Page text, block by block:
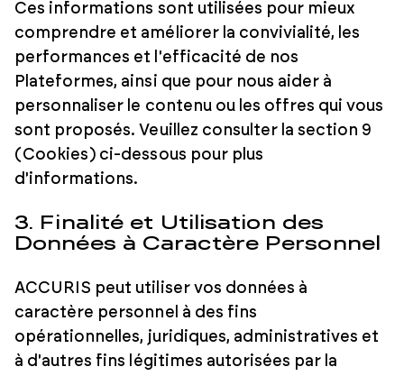
Ces informations sont utilisées pour mieux
comprendre et améliorer la convivialité, les
performances et l'efficacité de nos
Plateformes, ainsi que pour nous aider à
personnaliser le contenu ou les offres qui vous
sont proposés. Veuillez consulter la section 9
(Cookies) ci-dessous pour plus
d'informations.
3. Finalité et Utilisation des
Données à Caractère Personnel
ACCURIS peut utiliser vos données à
caractère personnel à des fins
opérationnelles, juridiques, administratives et
à d'autres fins légitimes autorisées par la